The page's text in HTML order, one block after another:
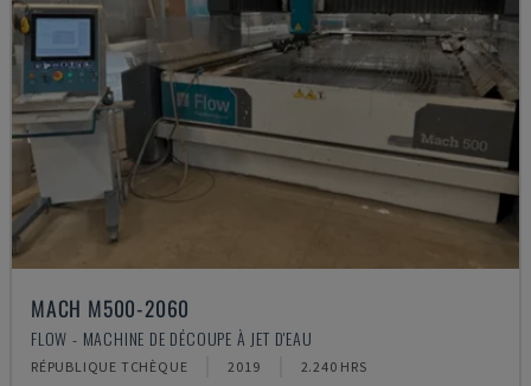
MACH M500-2060
FLOW - MACHINE DE DÉCOUPE À JET D'EAU
RÉPUBLIQUE TCHÈQUE 2019 2.240 HRS